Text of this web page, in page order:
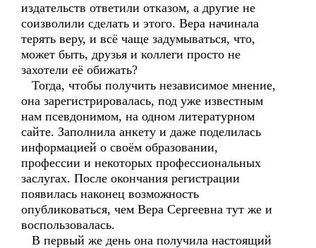
издательств ответили отказом, а другие не
соизволили сделать и этого. Вера начинала
терять веру, и всё чаще задумываться, что,
может быть, друзья и коллеги просто не
захотели её обижать?
Тогда, чтобы получить независимое мнение,
она зарегистрировалась, под уже известным
нам псевдонимом, на одном литературном
сайте. Заполнила анкету и даже поделилась
информацией о своём образовании,
профессии и некоторых профессиональных
заслугах. После окончания регистрации
появилась наконец возможность
опубликоваться, чем Вера Сергеевна тут же и
воспользовалась.
В первый же день она получила настоящий